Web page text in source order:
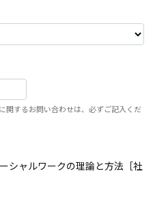
関するお問い合わせは、必ずご記入くだ
ャルワークの理論と方法［社